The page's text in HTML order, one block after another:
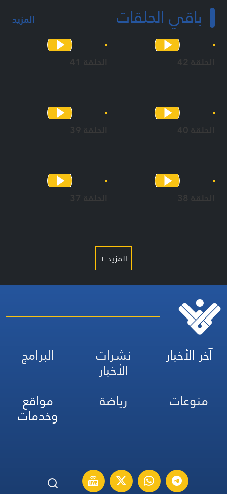
باقي الحلقات المزيد
الحلقة 42 الحلقة 41
الحلقة 40 الحلقة 39
الحلقة 38 الحلقة 37
المزيد +
آخر الأخبار نشرات
الأخبار
البرامج
منوعات
رياضة مواقع
وخدمات